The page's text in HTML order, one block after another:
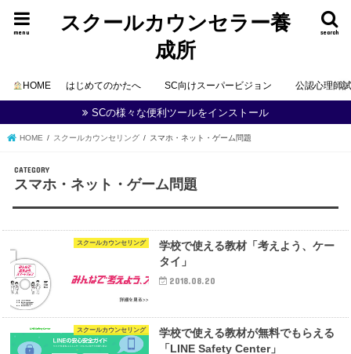
スクールカウンセラー養
成所
search
menu
HOME はじめてのかたへ SC向けスーパービジョン 公認心理師
SCの様々な便利ツールをインストール
HOME スクールカウンセリング スマホ・ネット・ゲーム問題
スマホ・ネット・ゲーム問題
スクールカウンセリング
学校で使える教材「考えよう、ケー
タイ」
2018.08.20
スクールカウンセリング
学校で使える教材が無料でもらえる
「LINE Safety Center」